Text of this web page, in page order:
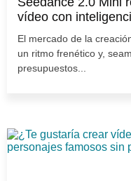
vídeo con
El mercado de la
un ritmo frenético y,
presupuestos...